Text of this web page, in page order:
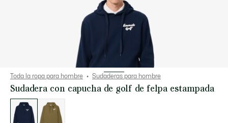
Toda la ropa para hombre Sudaderas para hombre
Sudadera con capucha de golf de felpa estampada
Lista
de
variaciones